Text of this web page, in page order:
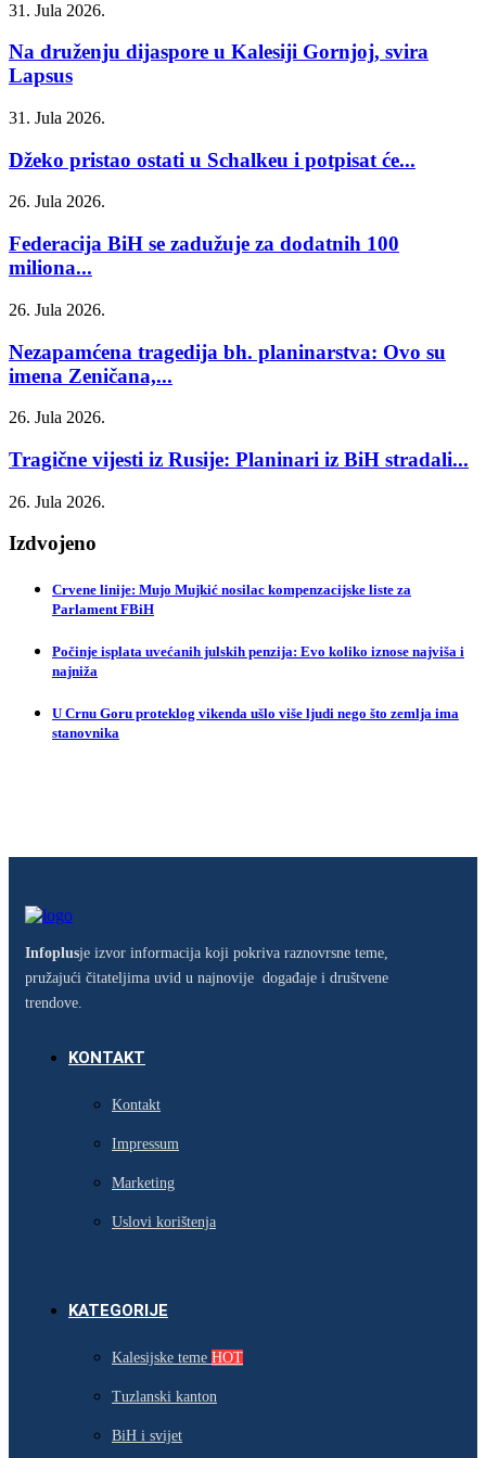
31. Jula 2026.
Na druženju dijaspore u Kalesiji Gornjoj, svira
Lapsus
31. Jula 2026.
Džeko pristao ostati u Schalkeu i potpisat će...
26. Jula 2026.
Federacija BiH se zadužuje za dodatnih 100
miliona...
26. Jula 2026.
Nezapamćena tragedija bh. planinarstva: Ovo su
imena Zeničana,...
26. Jula 2026.
Tragične vijesti iz Rusije: Planinari iz BiH stradali...
26. Jula 2026.
Izdvojeno
Crvene linije: Mujo Mujkić nosilac kompenzacijske liste za
Parlament FBiH
Počinje isplata uvećanih julskih penzija: Evo koliko iznose najviša i
najniža
U Crnu Goru proteklog vikenda ušlo više ljudi nego što zemlja ima
stanovnika
Infoplusje izvor informacija koji pokriva raznovrsne teme,
pružajući čitateljima uvid u najnovije događaje i društvene
trendove.
KONTAKT
Kontakt
Impressum
Marketing
Uslovi korištenja
KATEGORIJE
Kalesijske teme HOT
Tuzlanski kanton
BiH i svijet